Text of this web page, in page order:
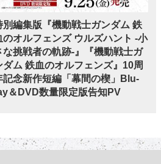
別編集版『機動戦士ガンダム 鉄
のオルフェンズ ウルズハント -小
な挑戦者の軌跡-』『機動戦士ガ
ダム 鉄血のオルフェンズ』10周
記念新作短編「幕間の楔」Blu-
＆DVD数量限定版告知PV